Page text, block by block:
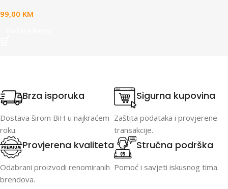
99,00 KM
Brza isporuka
Dostava širom BiH u najkraćem
roku.
Sigurna kupovina
Zaštita podataka i provjerene
transakcije.
Provjerena kvaliteta
Odabrani proizvodi renomiranih
brendova.
Stručna podrška
Pomoć i savjeti iskusnog tima.